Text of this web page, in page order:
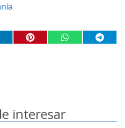
interesar